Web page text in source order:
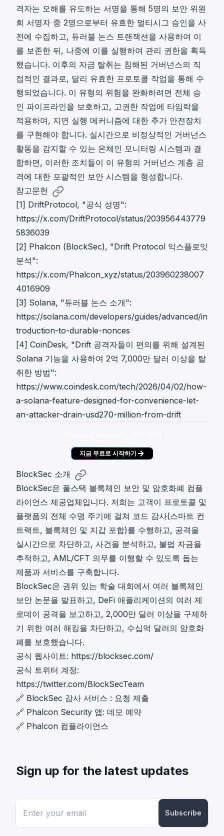
격자는 오해를 유도하는 서명을 통해 5명의 보안 위원
회 서명자 중 2명으로부터 유효한 멀티시그 승인을 사
전에 수집하고, 듀러블 논스 트랜잭션을 사용하여 이
를 보존한 뒤, 나중에 이를 실행하여 관리 권한을 획득
했습니다. 이후의 자금 탈취는 침해된 거버넌스의 직
접적인 결과로, 달리 유효한 프로토콜 작업을 통해 수
행되었습니다. 이 유형의 위험을 완화하려면 전체 승
인 파이프라인을 보호하고, 고권한 작업에 타임락을
적용하며, 지연 실행 메커니즘에 대한 추가 안전장치
를 구현해야 합니다. 실시간으로 비정상적인 거버넌스
활동을 감지할 수 있는 온체인 모니터링 시스템과 결
합하면, 이러한 조치들이 이 유형의 거버넌스 계층 공
격에 대한 포괄적인 보안 시스템을 형성합니다.
참고문헌
[1] DriftProtocol, "공식 성명":
https://x.com/DriftProtocol/status/203956443779
5836039
[2] Phalcon (BlockSec), "Drift Protocol 익스플로잇
분석":
https://x.com/Phalcon_xyz/status/203960238007
4016909
[3] Solana, "듀러블 논스 소개":
https://solana.com/developers/guides/advanced/in
troduction-to-durable-nonces
[4] CoinDesk, "Drift 공격자들이 편의를 위해 설계된
Solana 기능을 사용하여 2억 7,000만 달러 이상을 탈
취한 방법":
https://www.coindesk.com/tech/2026/04/02/how-
a-solana-feature-designed-for-convenience-let-
an-attacker-drain-usd270-million-from-drift
지금 무료로 시작하기
BlockSec 소개
BlockSec은 풀스택 블록체인 보안 및 암호화폐 컴플
라이언스 제공업체입니다. 저희는 고객이 프로토콜 및
플랫폼의 전체 수명 주기에 걸쳐 코드 감사(스마트 컨
트랙트, 블록체인 및 지갑 포함)를 수행하고, 공격을
실시간으로 차단하고, 사건을 분석하고, 불법 자금을
추적하고, AML/CFT 의무를 이행할 수 있도록 돕는
제품과 서비스를 구축합니다.
BlockSec은 권위 있는 학술 대회에서 여러 블록체인
보안 논문을 발표하고, DeFi 애플리케이션의 여러 제
로데이 공격을 보고하고, 2,000만 달러 이상을 구제하
기 위한 여러 해킹을 차단하고, 수십억 달러의 암호화
폐를 보호했습니다.
공식 웹사이트: https://blocksec.com/
공식 트위터 계정:
https://twitter.com/BlockSecTeam
🔗 BlockSec 감사 서비스 : 요청 제출
🔗 Phalcon Security 앱: 데모 예약
🔗 Phalcon 컴플라이언스
Sign up for the latest updates
Subscribe